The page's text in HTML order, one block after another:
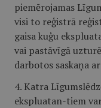
piemērojamas
visi to reģistrā
gaisa kuģu
vai pastāvīgā
darbotos saskaņa
4. Katra
ekspluatan-tiem